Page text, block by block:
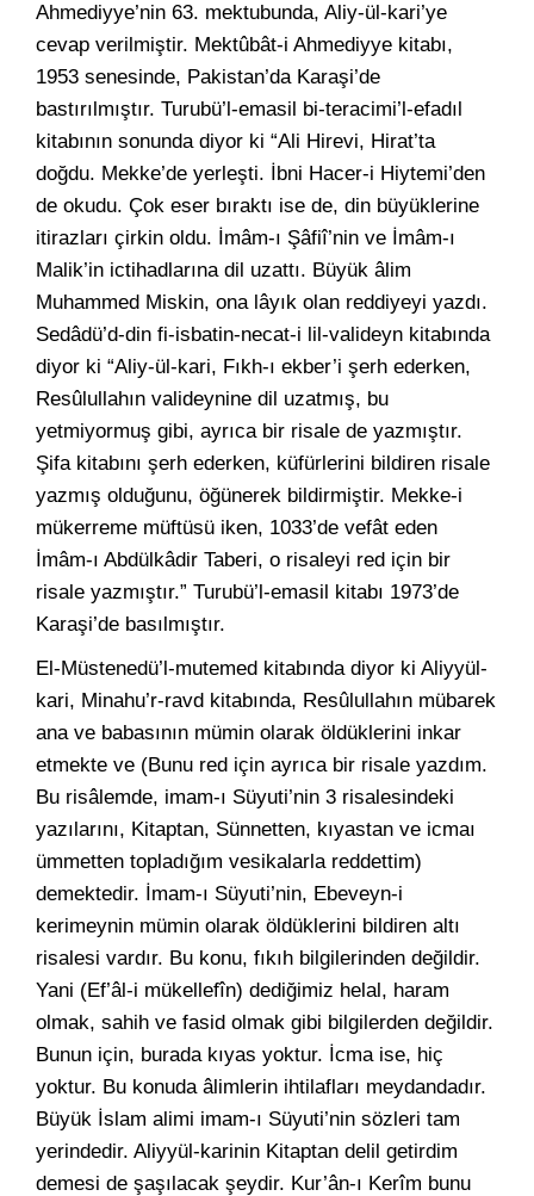
Ahmediyye’nin 63. mektubunda, Aliy-ül-kari’ye
cevap verilmiştir. Mektûbât-i Ahmediyye kitabı,
1953 senesinde, Pakistan’da Karaşi’de
bastırılmıştır. Turubü’l-emasil bi-teracimi’l-efadıl
kitabının sonunda diyor ki “Ali Hirevi, Hirat’ta
doğdu. Mekke’de yerleşti. İbni Hacer-i Hiytemi’den
de okudu. Çok eser bıraktı ise de, din büyüklerine
itirazları çirkin oldu. İmâm-ı Şâfiî’nin ve İmâm-ı
Malik’in ictihadlarına dil uzattı. Büyük âlim
Muhammed Miskin, ona lâyık olan reddiyeyi yazdı.
Sedâdü’d-din fi-isbatin-necat-i lil-valideyn kitabında
diyor ki “Aliy-ül-kari, Fıkh-ı ekber’i şerh ederken,
Resûlullahın valideynine dil uzatmış, bu
yetmiyormuş gibi, ayrıca bir risale de yazmıştır.
Şifa kitabını şerh ederken, küfürlerini bildiren risale
yazmış olduğunu, öğünerek bildirmiştir. Mekke-i
mükerreme müftüsü iken, 1033’de vefât eden
İmâm-ı Abdülkâdir Taberi, o risaleyi red için bir
risale yazmıştır.” Turubü’l-emasil kitabı 1973’de
Karaşi’de basılmıştır.
El-Müstenedü’l-mutemed kitabında diyor ki Aliyyül-
kari, Minahu’r-ravd kitabında, Resûlullahın mübarek
ana ve babasının mümin olarak öldüklerini inkar
etmekte ve (Bunu red için ayrıca bir risale yazdım.
Bu risâlemde, imam-ı Süyuti’nin 3 risalesindeki
yazılarını, Kitaptan, Sünnetten, kıyastan ve icmaı
ümmetten topladığım vesikalarla reddettim)
demektedir. İmam-ı Süyuti’nin, Ebeveyn-i
kerimeynin mümin olarak öldüklerini bildiren altı
risalesi vardır. Bu konu, fıkıh bilgilerinden değildir.
Yani (Ef’âl-i mükellefîn) dediğimiz helal, haram
olmak, sahih ve fasid olmak gibi bilgilerden değildir.
Bunun için, burada kıyas yoktur. İcma ise, hiç
yoktur. Bu konuda âlimlerin ihtilafları meydandadır.
Büyük İslam alimi imam-ı Süyuti’nin sözleri tam
yerindedir. Aliyyül-karinin Kitaptan delil getirdim
demesi de şaşılacak şeydir. Kur’ân-ı Kerîm bunu